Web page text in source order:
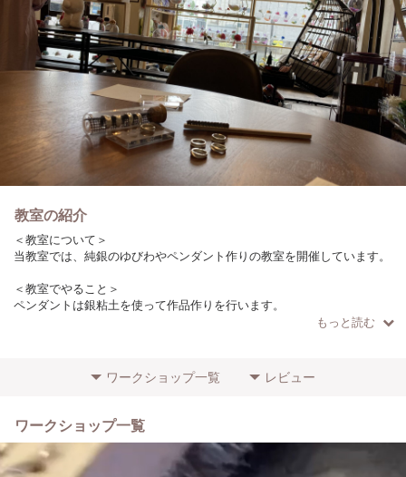
教室の紹介
＜教室について＞
当教室では、純銀のゆびわやペンダント作りの教室を開催しています。
＜教室でやること＞
ペンダントは銀粘土を使って作品作りを行います。
ノの純銀ジュエリーなので大人になってもずっと長く着けて楽しめま
＜参加者に向けてのメッセージ＞
初心者の方でもわかりやすいように、少人数で開催しています！
ぜひお気軽にご参加ください。
もっと読む
ワークショップ一覧 レビュー
ワークショップ一覧